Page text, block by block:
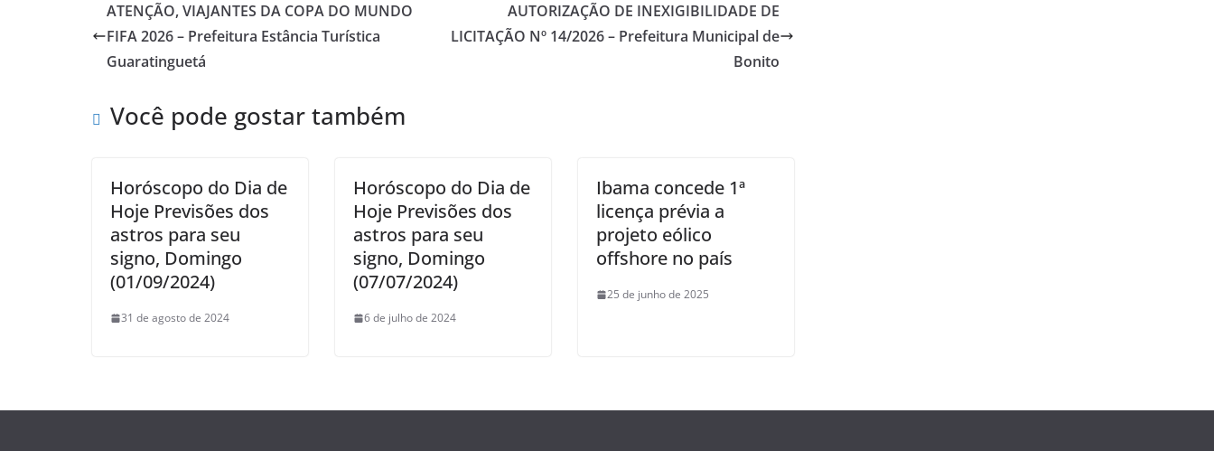
ATENÇÃO, VIAJANTES DA COPA DO MUNDO
FIFA 2026 – Prefeitura Estância Turística
Guaratinguetá
AUTORIZAÇÃO DE INEXIGIBILIDADE DE
LICITAÇÃO Nº 14/2026 – Prefeitura Municipal de
Bonito
Você pode gostar também
Horóscopo do Dia de
Hoje Previsões dos
astros para seu
signo, Domingo
(01/09/2024)
31 de agosto de 2024
Horóscopo do Dia de
Hoje Previsões dos
astros para seu
signo, Domingo
(07/07/2024)
6 de julho de 2024
Ibama concede 1ª
licença prévia a
projeto eólico
offshore no país
25 de junho de 2025